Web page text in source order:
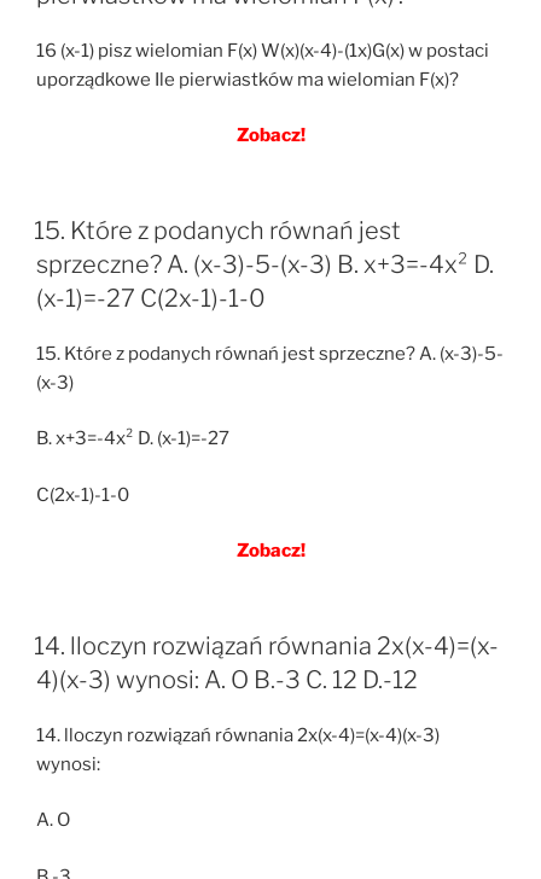
16 (x-1) pisz wielomian F(x) W(x)(x-4)-(1x)G(x) w postaci
uporządkowe Ile pierwiastków ma wielomian F(x)?
Zobacz!
15. Które z podanych równań jest
sprzeczne? A. (x-3)-5-(x-3) B. x+3=-4x² D.
(x-1)=-27 C(2x-1)-1-0
15. Które z podanych równań jest sprzeczne? A. (x-3)-5-
(x-3)
B. x+3=-4x² D. (x-1)=-27
C(2x-1)-1-0
Zobacz!
14. lloczyn rozwiązań równania 2x(x-4)=(x-
4)(x-3) wynosi: A. O B.-3 C. 12 D.-12
14. lloczyn rozwiązań równania 2x(x-4)=(x-4)(x-3)
wynosi:
A. O